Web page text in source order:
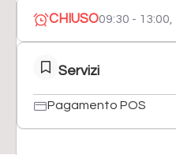
CHIUSO09:30 - 13:00,
Servizi
Pagamento POS